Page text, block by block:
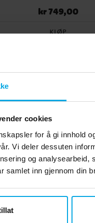
cookies
for å gi innhold
Vi deler dessuten
og
samlet inn gjennom din
Pris :kr 749,00
kr 749,00
KJØP